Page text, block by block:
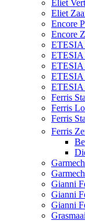
Eliet
Eliet
Encore
Encore
ETESIA
ETESIA
ETESIA
ETESIA
ETESIA
Ferris
Ferris
Ferris
Ferris
Gianni
Gianni
Gianni